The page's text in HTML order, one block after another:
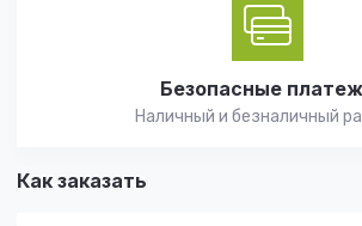
Безопасные
Наличный и безналичный
Как заказать